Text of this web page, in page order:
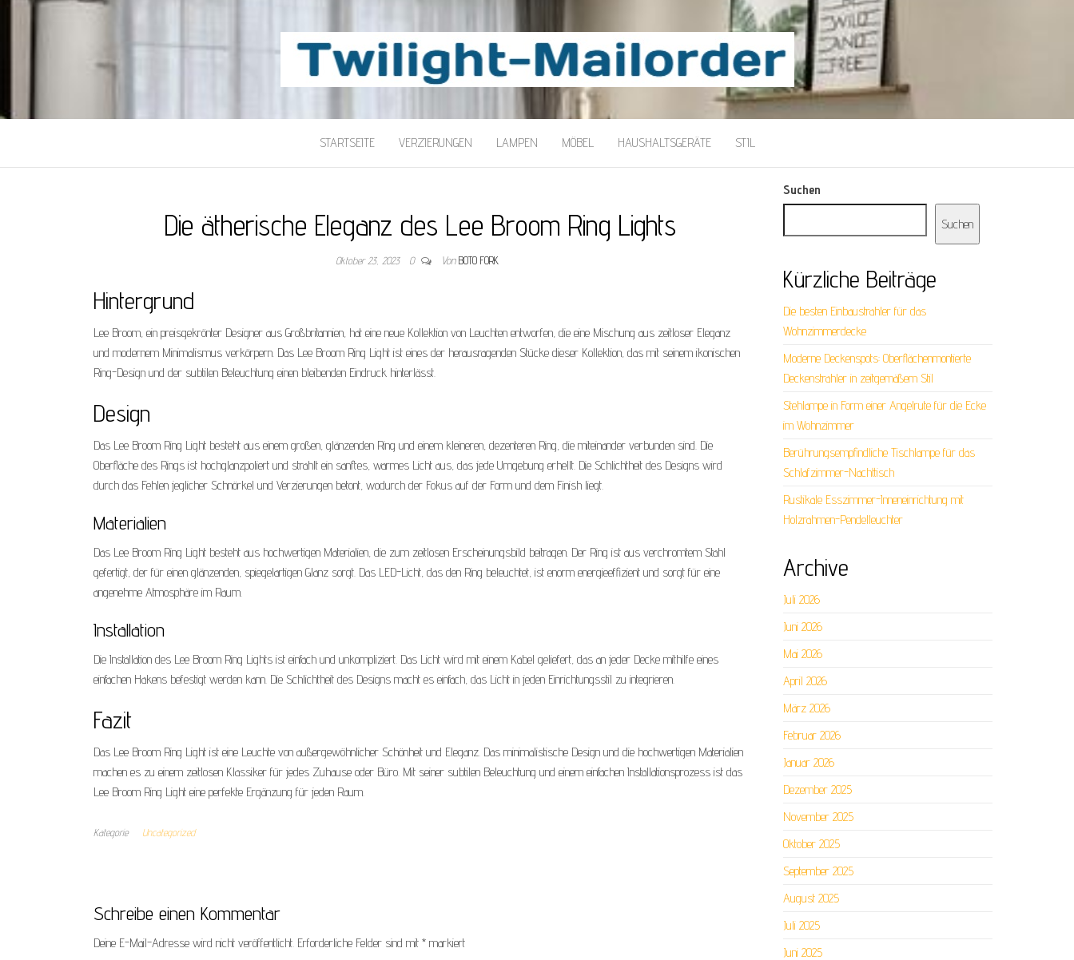
TWILIGHT-MAILORDER
STARTSEITE VERZIERUNGEN LAMPEN MÖBEL HAUSHALTSGERÄTE STIL
Die ätherische Eleganz des Lee Broom Ring Lights
Oktober 23, 2023 0 Von BOTO FORK
Hintergrund
Lee Broom, ein preisgekrönter Designer aus Großbritannien, hat eine neue Kollektion von Leuchten entworfen, die eine Mischung aus zeitloser Eleganz
und modernem Minimalismus verkörpern. Das Lee Broom Ring Light ist eines der herausragenden Stücke dieser Kollektion, das mit seinem ikonischen
Ring-Design und der subtilen Beleuchtung einen bleibenden Eindruck hinterlässt.
Design
Das Lee Broom Ring Light besteht aus einem großen, glänzenden Ring und einem kleineren, dezenteren Ring, die miteinander verbunden sind. Die
Oberfläche des Rings ist hochglanzpoliert und strahlt ein sanftes, warmes Licht aus, das jede Umgebung erhellt. Die Schlichtheit des Designs wird
durch das Fehlen jeglicher Schnörkel und Verzierungen betont, wodurch der Fokus auf der Form und dem Finish liegt.
Materialien
Das Lee Broom Ring Light besteht aus hochwertigen Materialien, die zum zeitlosen Erscheinungsbild beitragen. Der Ring ist aus verchromtem Stahl
gefertigt, der für einen glänzenden, spiegelartigen Glanz sorgt. Das LED-Licht, das den Ring beleuchtet, ist enorm energieeffizient und sorgt für eine
angenehme Atmosphäre im Raum.
Installation
Die Installation des Lee Broom Ring Lights ist einfach und unkompliziert. Das Licht wird mit einem Kabel geliefert, das an jeder Decke mithilfe eines
einfachen Hakens befestigt werden kann. Die Schlichtheit des Designs macht es einfach, das Licht in jeden Einrichtungsstil zu integrieren.
Fazit
Das Lee Broom Ring Light ist eine Leuchte von außergewöhnlicher Schönheit und Eleganz. Das minimalistische Design und die hochwertigen Materialien
machen es zu einem zeitlosen Klassiker für jedes Zuhause oder Büro. Mit seiner subtilen Beleuchtung und einem einfachen Installationsprozess ist das
Lee Broom Ring Light eine perfekte Ergänzung für jeden Raum.
Kategorie Uncategorized
Schreibe einen Kommentar
Deine E-Mail-Adresse wird nicht veröffentlicht. Erforderliche Felder sind mit * markiert
Suchen
Suchen
Kürzliche Beiträge
Die besten Einbaustrahler für das
Wohnzimmerdecke
Moderne Deckenspots: Oberflächenmontierte
Deckenstrahler in zeitgemäßem Stil
Stehlampe in Form einer Angelrute für die Ecke
im Wohnzimmer
Berührungsempfindliche Tischlampe für das
Schlafzimmer-Nachttisch
Rustikale Esszimmer-Inneneinrichtung mit
Holzrahmen-Pendelleuchter
Archive
Juli 2026
Juni 2026
Mai 2026
April 2026
März 2026
Februar 2026
Januar 2026
Dezember 2025
November 2025
Oktober 2025
September 2025
August 2025
Juli 2025
Juni 2025